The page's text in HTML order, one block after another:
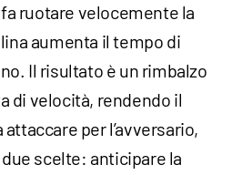
ruotare velocemente la
aumenta il tempo di
Il risultato è un rimbalzo
di velocità, rendendo il
per l’avversario,
scelte: anticipare la